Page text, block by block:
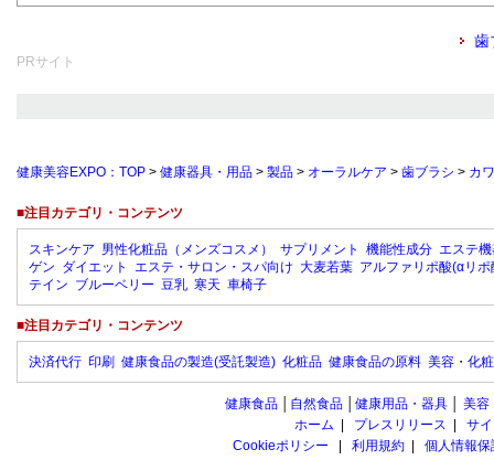
歯
PRサイト
健康美容EXPO：TOP > 健康器具・用品 > 製品 > オーラルケア > 歯ブラシ > カ
■注目カテゴリ・コンテンツ
スキンケア 男性化粧品（メンズコスメ） サプリメント 機能性成分 エステ
ゲン ダイエット エステ・サロン・スパ向け 大麦若葉 アルファリポ酸(αリポ
テイン ブルーベリー 豆乳 寒天 車椅子
■注目カテゴリ・コンテンツ
決済代行 印刷 健康食品の製造(受託製造) 化粧品 健康食品の原料 美容・化
健康食品 自然食品 健康用品・器具 美容
ホーム
プレスリリース
サ
Cookieポリシー
利用規約 個人情報